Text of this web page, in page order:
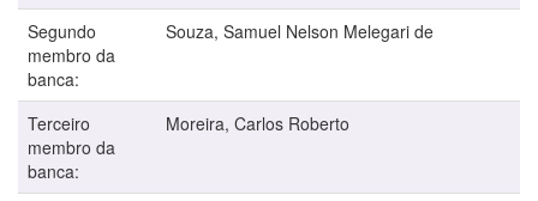
Segundo
membro da
banca:
Souza, Samuel Nelson Melegari de
Terceiro
membro da
banca:
Moreira, Carlos Roberto